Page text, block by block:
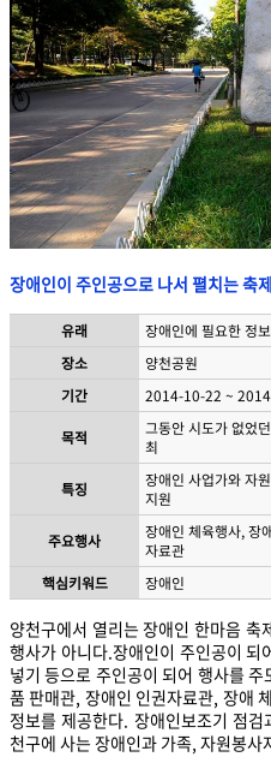
장애인이 주인공으로 나서 펼치는 축
유래
장애인에 필요한 정
장소
양천공원
기간
2014-10-22 ~
목적
그동안 시도가 없었
최
특징
장애인 사업가와 자
지원
주요행사
장애인 체육행사, 장
자료관
핵심키워드
장애인
양천구에서 열리는 장애인 한마음 축
행사가 아니다.장애인이 주인공이
넣기 등으로 주인공이 되어 행사를
품 판매관, 장애인 인권자료관, 장애
정보를 제공한다. 장애인보조기 점
천구에 사는 장애인과 가족, 자원봉사